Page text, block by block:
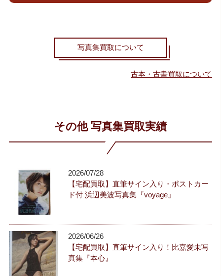
写真集買取について
古本・古書買取について
その他 写真集買取実績
2026/07/28
【宅配買取】直筆サイン入り・ポストカー
ド付 浜辺美波写真集『voyage』
2026/06/26
【宅配買取】直筆サイン入り！比嘉愛未写
真集『本心』